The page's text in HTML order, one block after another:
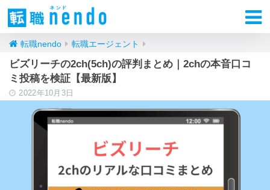
転職nendo 転職エージェント
ビズリーチの2ch(5ch)の評判まとめ｜2chの本音口コ
ミ投稿を検証【最新版】
2022年10月3日